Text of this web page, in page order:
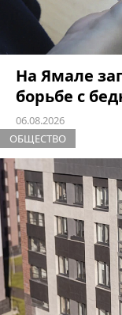
На Ямале
борьбе с
06.08.2026
ОБЩЕСТВО